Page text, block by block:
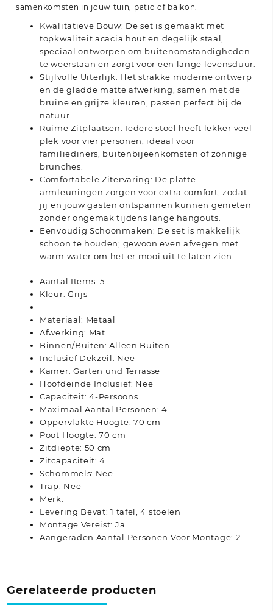
samenkomsten in jouw tuin, patio of balkon.
Kwalitatieve Bouw: De set is gemaakt met
topkwaliteit acacia hout en degelijk staal,
speciaal ontworpen om buitenomstandigheden
te weerstaan en zorgt voor een lange levensduur.
Stijlvolle Uiterlijk: Het strakke moderne ontwerp
en de gladde matte afwerking, samen met de
bruine en grijze kleuren, passen perfect bij de
natuur.
Ruime Zitplaatsen: Iedere stoel heeft lekker veel
plek voor vier personen, ideaal voor
familiediners, buitenbijeenkomsten of zonnige
brunches.
Comfortabele Zitervaring: De platte
armleuningen zorgen voor extra comfort, zodat
jij en jouw gasten ontspannen kunnen genieten
zonder ongemak tijdens lange hangouts.
Eenvoudig Schoonmaken: De set is makkelijk
schoon te houden; gewoon even afvegen met
warm water om het er mooi uit te laten zien.
Aantal Items: 5
Kleur: Grijs
Materiaal: Metaal
Afwerking: Mat
Binnen/Buiten: Alleen Buiten
Inclusief Dekzeil: Nee
Kamer: Garten und Terrasse
Hoofdeinde Inclusief: Nee
Capaciteit: 4-Persoons
Maximaal Aantal Personen: 4
Oppervlakte Hoogte: 70 cm
Poot Hoogte: 70 cm
Zitdiepte: 50 cm
Zitcapaciteit: 4
Schommels: Nee
Trap: Nee
Merk:
Levering Bevat: 1 tafel, 4 stoelen
Montage Vereist: Ja
Aangeraden Aantal Personen Voor Montage: 2
Gerelateerde producten